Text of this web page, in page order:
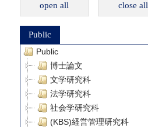
open all close all
Public
Public
博士論文
文学研究科
法学研究科
社会学研究科
(KBS)経営管理研究科